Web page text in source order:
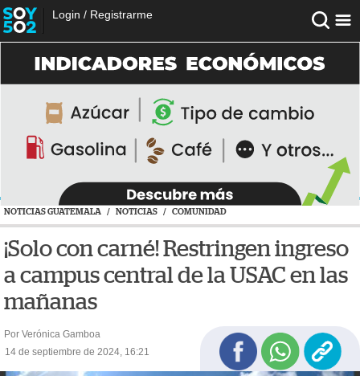
Login / Registrarme
NOTICIAS GUATEMALA / NOTICIAS / COMUNIDAD
¡Solo con carné! Restringen ingreso
a campus central de la USAC en las
mañanas
Por Verónica Gamboa
14 de septiembre de 2024, 16:21